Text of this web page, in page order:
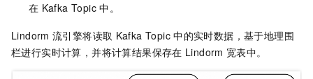
在 Kafka Topic 中。
Lindorm 流引擎将读取 Kafka Topic 中的实时数据，基于地理围
栏进行实时计算，并将计算结果保存在 Lindorm 宽表中。